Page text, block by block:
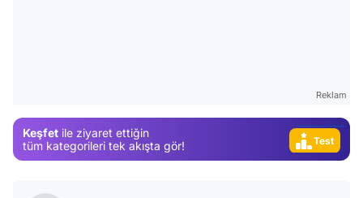
Reklam
Keşfet ile ziyaret ettiğin
tüm kategorileri tek akışta gör!
Test